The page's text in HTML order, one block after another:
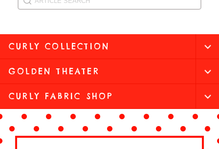
CURLY COLLECTION
GOLDEN THEATER
CURLY FABRIC SHOP